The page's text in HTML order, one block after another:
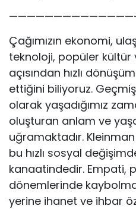
Çağımızın ekonomi,
teknoloji, popüler
açısından hızlı
ettiğini biliyoruz.
olarak yaşadığımız
oluşturan anlam ve
uğramaktadır.
bu hızlı sosyal
kanaatindedir. Empati,
dönemlerinde
yerine ihanet ve ihbar